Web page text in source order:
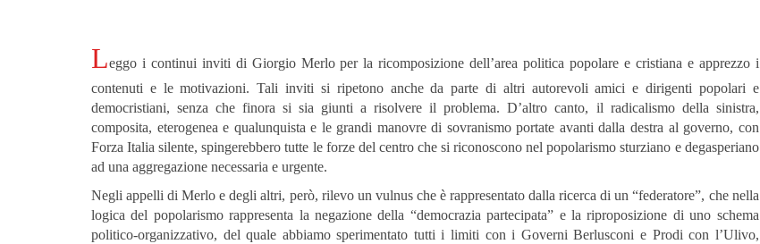
Leggo i continui inviti di Giorgio Merlo per la ricomposizione dell’area politica popolare e cristiana e apprezzo i
contenuti e le motivazioni.Tali inviti si ripetono anche da parte di altri autorevoli amici e dirigenti popolari e
democristiani, senza che finora si sia giunti a risolvere il problema.D’altro canto, il radicalismo della sinistra,
composita, eterogenea e qualunquista e le grandi manovre di sovranismo portate avanti dalla destra al governo, con
Forza Italia silente, spingerebbero tutte le forze del centro che si riconoscono nel popolarismo sturziano e degasperiano
ad una aggregazione necessaria e urgente.
Negli appelli di Merlo e degli altri, però, rilevo un vulnus che è rappresentato dalla ricerca di un “federatore”, che nella
logica del popolarismo rappresenta la negazione della “democrazia partecipata” e la riproposizione di uno schema
politico-organizzativo, del quale abbiamo sperimentato tutti i limiti con i Governi Berlusconi e Prodi con l’Ulivo,